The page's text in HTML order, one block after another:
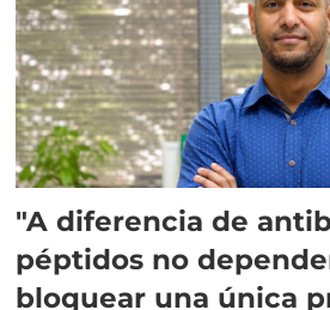
"A diferencia de
péptidos no
bloquear una única